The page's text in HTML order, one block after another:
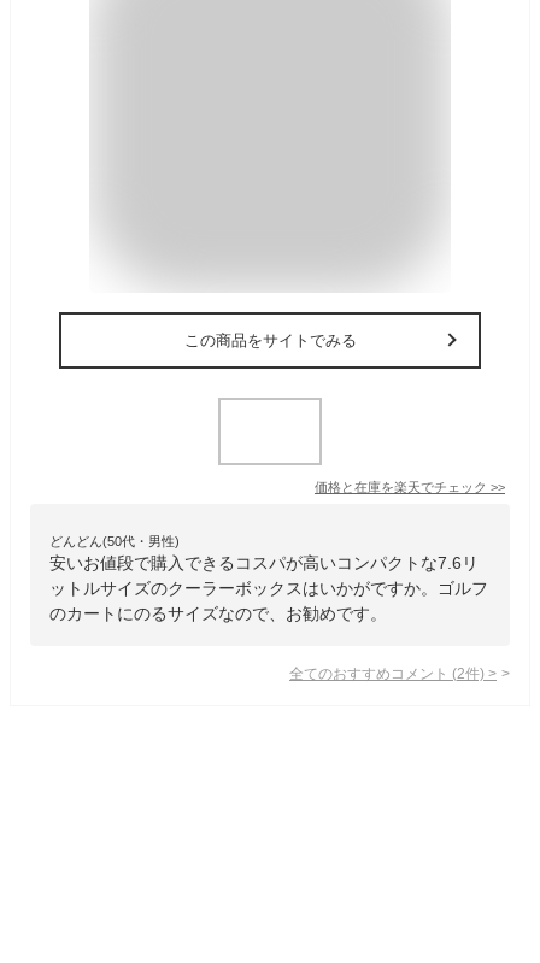
この商品をサイトでみる
価格と在庫を楽天でチェック >>
どんどん(50代・男性)
安いお値段で購入できるコスパが高いコンパクトな7.6リ
ットルサイズのクーラーボックスはいかがですか。ゴルフ
のカートにのるサイズなので、お勧めです。
全てのおすすめコメント (2件) >